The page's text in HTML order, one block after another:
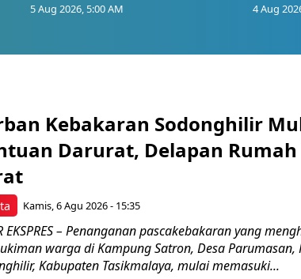
5 Aug 2026, 5:00 AM 4 Aug
Kebakaran Sodonghilir
Darurat, Delapan Rumah
Kamis, 6 Agu 2026 - 15:35
EKSPRES – Penanganan pascakebakaran yang
warga di Kampung Satron, Desa Parumasan,
Kabupaten Tasikmalaya, mulai memasuki...